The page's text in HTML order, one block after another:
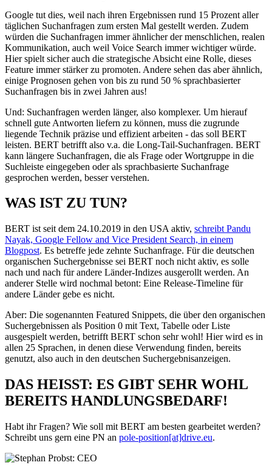
Google tut dies, weil nach ihren Ergebnissen rund 15 Prozent aller
täglichen Suchanfragen zum ersten Mal gestellt werden. Zudem
würden die Suchanfragen immer ähnlicher der menschlichen, realen
Kommunikation, auch weil Voice Search immer wichtiger würde.
Hier spielt sicher auch die strategische Absicht eine Rolle, dieses
Feature immer stärker zu promoten. Andere sehen das aber ähnlich,
einige Prognosen gehen von bis zu rund 50 % sprachbasierter
Suchanfragen bis in zwei Jahren aus!
Und: Suchanfragen werden länger, also komplexer. Um hierauf
schnell gute Antworten liefern zu können, muss die zugrunde
liegende Technik präzise und effizient arbeiten - das soll BERT
leisten. BERT betrifft also v.a. die Long-Tail-Suchanfragen. BERT
kann längere Suchanfragen, die als Frage oder Wortgruppe in die
Suchleiste eingegeben oder als sprachbasierte Suchanfrage
gesprochen werden, besser verstehen.
WAS IST ZU TUN?
BERT ist seit dem 24.10.2019 in den USA aktiv, schreibt Pandu
Nayak, Google Fellow and Vice President Search, in einem
Blogpost. Es betreffe jede zehnte Suchanfrage. Für die deutschen
organischen Suchergebnisse sei BERT noch nicht aktiv, es solle
nach und nach für andere Länder-Indizes ausgerollt werden. An
anderer Stelle wird nochmal betont: Eine Release-Timeline für
andere Länder gebe es nicht.
Aber: Die sogenannten Featured Snippets, die über den organischen
Suchergebnissen als Position 0 mit Text, Tabelle oder Liste
ausgespielt werden, betrifft BERT schon sehr wohl! Hier wird es in
allen 25 Sprachen, in denen diese Verwendung finden, bereits
genutzt, also auch in den deutschen Suchergebnisanzeigen.
DAS HEISST: ES GIBT SEHR WOHL
BEREITS HANDLUNGSBEDARF!
Habt ihr Fragen? Wie soll mit BERT am besten gearbeitet werden?
Schreibt uns gern eine PN an pole-position[at]drive.eu.